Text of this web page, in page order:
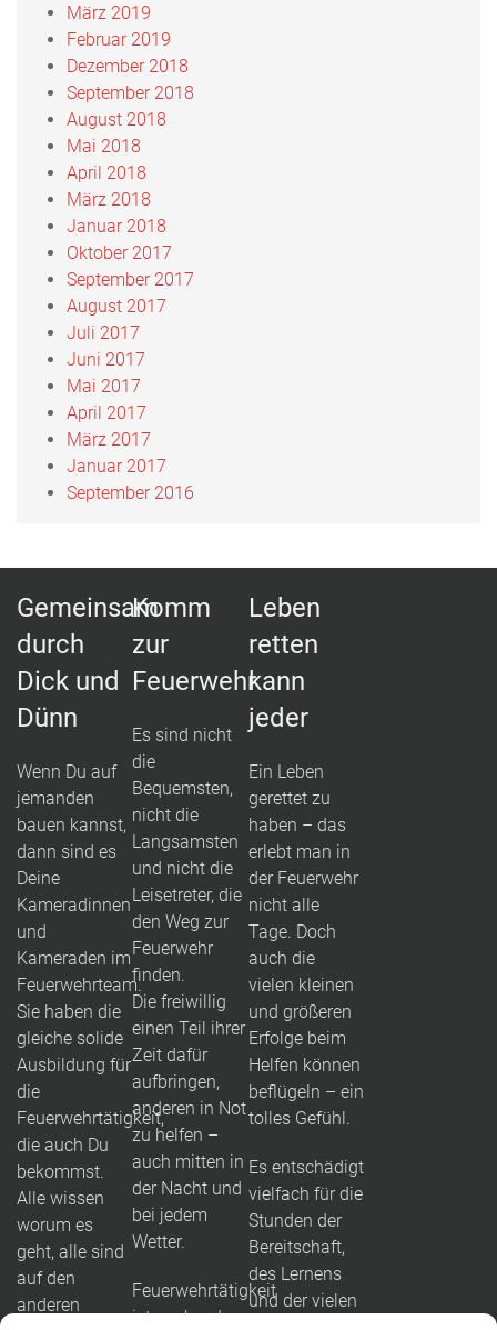
März 2019
Februar 2019
Dezember 2018
September 2018
August 2018
Mai 2018
April 2018
März 2018
Januar 2018
Oktober 2017
September 2017
August 2017
Juli 2017
Juni 2017
Mai 2017
April 2017
März 2017
Januar 2017
September 2016
Gemeinsam
durch
Dick und
Dünn
Wenn Du auf
jemanden
bauen kannst,
dann sind es
Deine
Kameradinnen
und
Kameraden im
Feuerwehrteam.
Sie haben die
gleiche solide
Ausbildung für
die
Feuerwehrtätigkeit,
die auch Du
bekommst.
Alle wissen
worum es
geht, alle sind
auf den
anderen
Komm
zur
Feuerwehr
Es sind nicht
die
Bequemsten,
nicht die
Langsamsten
und nicht die
Leisetreter, die
den Weg zur
Feuerwehr
finden.
Die freiwillig
einen Teil ihrer
Zeit dafür
aufbringen,
anderen in Not
zu helfen –
auch mitten in
der Nacht und
bei jedem
Wetter.
Feuerwehrtätigkeit
ist packend
Leben
retten
kann
jeder
Ein Leben
gerettet zu
haben – das
erlebt man in
der Feuerwehr
nicht alle
Tage. Doch
auch die
vielen kleinen
und größeren
Erfolge beim
Helfen können
beflügeln – ein
tolles Gefühl.
Es entschädigt
vielfach für die
Stunden der
Bereitschaft,
des Lernens
und der vielen